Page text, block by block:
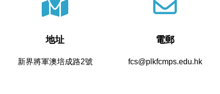
地址
新界將軍澳培成路2號
電郵
fcs@plkfcmps.edu.hk